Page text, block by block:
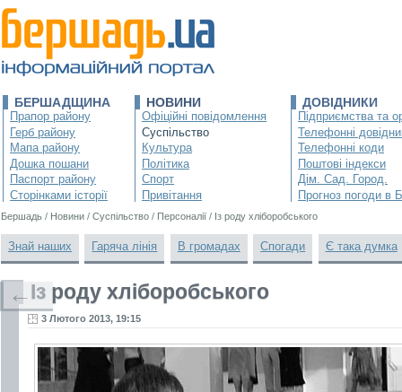
БЕРШАДЩИНА
Прапор району
Герб району
Мапа району
Дошка пошани
Паспорт району
Сторінками історії
НОВИНИ
Офіційні повідомлення
Суспільство
Культура
Політика
Спорт
Привітання
ДОВІДНИКИ
Підприємства та
Телефонні
Телефонні коди
Поштові індекси
Дім. Сад. Город.
Прогноз погоди в
Бершадь / Новини / Суспільство / Персоналії / Із роду хліборобського
Знай наших Гаряча лінія В громадах Спогади Є така думка
Із роду хліборобського
3 Лютого 2013, 19:15
←